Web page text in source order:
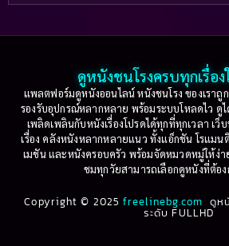
Based on a True Story เรื่อ
Based on Novel
Betrayal(1)
Biography(3)
2003
2001
1999
1997
1995
1993
1991
ดูหนังชนโรงครบทุกเรื่อง
แพลตฟอร์มดูหนังออนไลน์ หนังชนโรง ของเราถู
รองรับอุปกรณ์หลากหลาย พร้อมระบบโหลดไว ดู
เพลิดเพลินกับหนังเรื่องโปรดได้ทุกที่ทุกเวลา เว็
เรื่อง คลังหนังหลากหลายแนว ทั้งแอ็กชัน โรแม
เมชัน และหนังครอบครัว พร้อมจัดหมวดหมู่ให้ง่า
ชมทุกวัยสามารถเลือกดูหนังที่ต้อง
Copyright © 2025freelinebg.com ดูห
ระดับ FULLHD